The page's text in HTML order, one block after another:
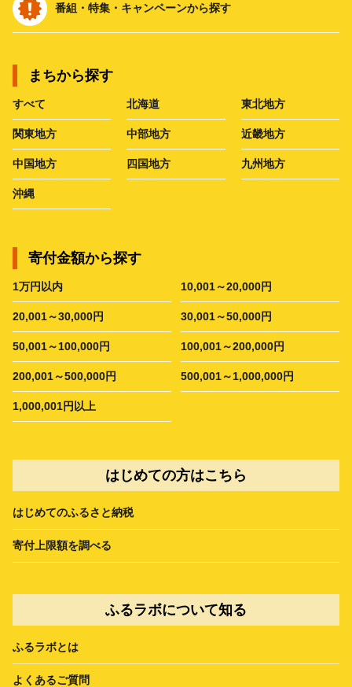
番組・特集・キャンペーンから探す
まちから探す
すべて 北海道 東北地方
関東地方 中部地方 近畿地方
中国地方 四国地方 九州地方
沖縄
寄付金額から探す
1万円以内 10,001～20,000円
20,001～30,000円 30,001～50,000円
50,001～100,000円 100,001～200,000円
200,001～500,000円 500,001～1,000,000円
1,000,001円以上
はじめての方はこちら
はじめてのふるさと納税
寄付上限額を調べる
ふるラボについて知る
ふるラボとは
よくあるご質問